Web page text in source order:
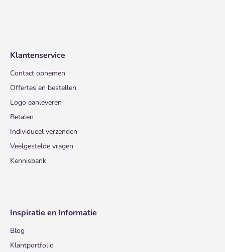
Klantenservice
Contact opnemen
Offertes en bestellen
Logo aanleveren
Betalen
Individueel verzenden
Veelgestelde vragen
Kennisbank
Inspiratie en Informatie
Blog
Klantportfolio